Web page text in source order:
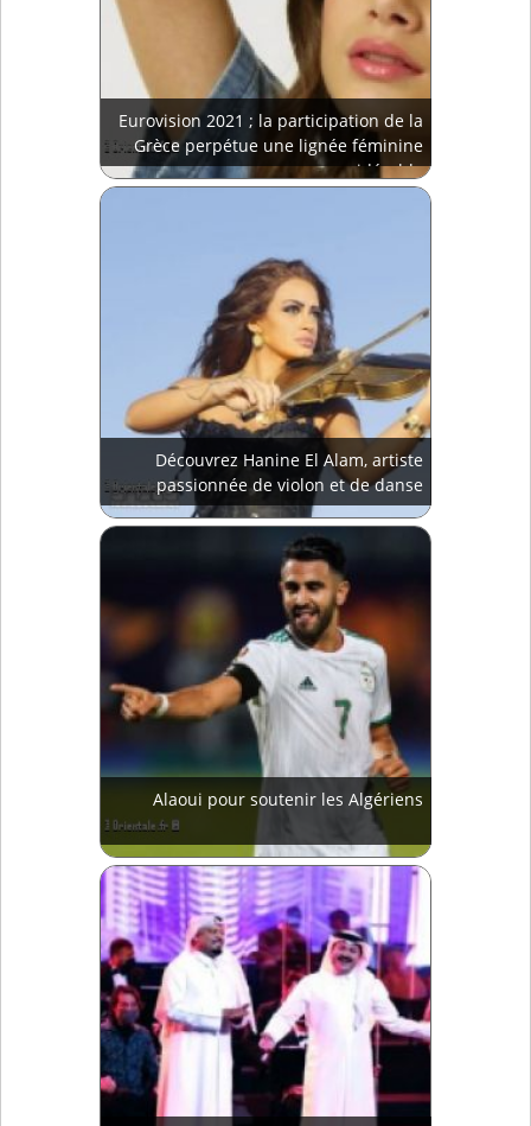
Eurovision 2021 ; la participation de la
Grèce perpétue une lignée féminine
considérable
Découvrez Hanine El Alam, artiste
passionnée de violon et de danse
Alaoui pour soutenir les Algériens